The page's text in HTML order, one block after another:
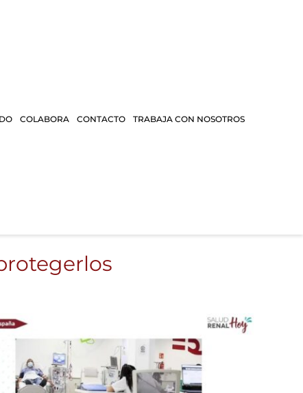
COLABORA CONTACTO TRABAJA CON NOSOTROS